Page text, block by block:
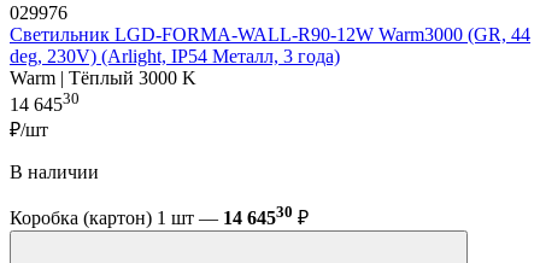
029976
Светильник LGD-FORMA-WALL-R90-12W Warm3000 (GR, 44
deg, 230V) (Arlight, IP54 Металл, 3 года)
Warm | Тёплый 3000 K
14 64530
₽/шт
В наличии
Коробка (картон) 1 шт — 14 64530 ₽